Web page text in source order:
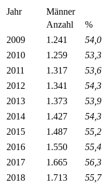
Jahr Männer
Anzahl
%
2009
1.241 54,0
2010
1.259 53,3
2011
1.317 53,6
2012
1.341 54,3
2013
1.373 53,9
2014
1.427 54,3
2015
1.487 55,2
2016
1.550 55,4
2017
1.665 56,3
2018
1.713 55,7